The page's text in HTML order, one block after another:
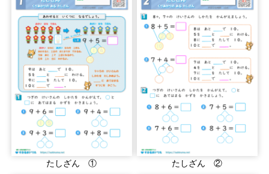
たしざん ① たしざん ②